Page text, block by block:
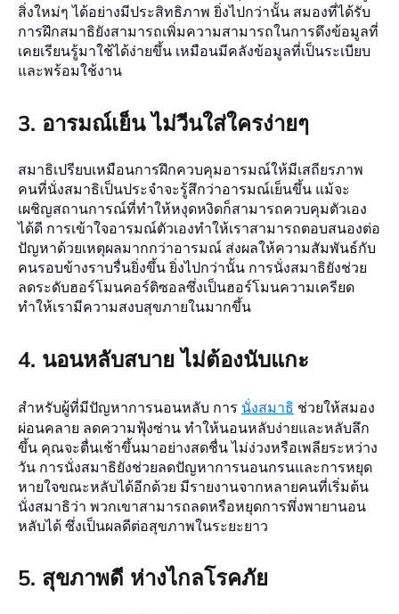
สิ่งใหม่ๆ ได้อย่างมีประสิทธิภาพ ยิ่งไปกว่านั้น สมองที่ได้รับ
การฝึกสมาธิยังสามารถเพิ่มความสามารถในการดึงข้อมูลที่
เคยเรียนรู้มาใช้ได้ง่ายขึ้น เหมือนมีคลังข้อมูลที่เป็นระเบียบ
และพร้อมใช้งาน
3. อารมณ์เย็น ไม่วีนใส่ใครง่ายๆ
สมาธิเปรียบเหมือนการฝึกควบคุมอารมณ์ให้มีเสถียรภาพ
คนที่นั่งสมาธิเป็นประจำจะรู้สึกว่าอารมณ์เย็นขึ้น แม้จะ
เผชิญสถานการณ์ที่ทำให้หงุดหงิดก็สามารถควบคุมตัวเอง
ได้ดี การเข้าใจอารมณ์ตัวเองทำให้เราสามารถตอบสนองต่อ
ปัญหาด้วยเหตุผลมากกว่าอารมณ์ ส่งผลให้ความสัมพันธ์กับ
คนรอบข้างราบรื่นยิ่งขึ้น ยิ่งไปกว่านั้น การนั่งสมาธิยังช่วย
ลดระดับฮอร์โมนคอร์ติซอลซึ่งเป็นฮอร์โมนความเครียด
ทำให้เรามีความสงบสุขภายในมากขึ้น
4. นอนหลับสบาย ไม่ต้องนับแกะ
สำหรับผู้ที่มีปัญหาการนอนหลับ การ นั่งสมาธิ ช่วยให้สมอง
ผ่อนคลาย ลดความฟุ้งซ่าน ทำให้นอนหลับง่ายและหลับลึก
ขึ้น คุณจะตื่นเช้าขึ้นมาอย่างสดชื่น ไม่ง่วงหรือเพลียระหว่าง
วัน การนั่งสมาธิยังช่วยลดปัญหาการนอนกรนและการหยุด
หายใจขณะหลับได้อีกด้วย มีรายงานจากหลายคนที่เริ่มต้น
นั่งสมาธิว่า พวกเขาสามารถลดหรือหยุดการพึ่งพายานอน
หลับได้ ซึ่งเป็นผลดีต่อสุขภาพในระยะยาว
5. สุขภาพดี ห่างไกลโรคภัย